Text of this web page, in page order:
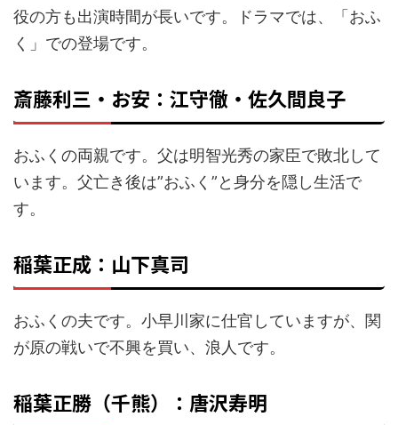
役の方も出演時間が長いです。ドラマでは、「おふ
く」での登場です。
斎藤利三・お安：江守徹・佐久間良子
おふくの両親です。父は明智光秀の家臣で敗北して
います。父亡き後は”おふく”と身分を隠し生活で
す。
稲葉正成：山下真司
おふくの夫です。小早川家に仕官していますが、関
が原の戦いで不興を買い、浪人です。
稲葉正勝（千熊）：唐沢寿明